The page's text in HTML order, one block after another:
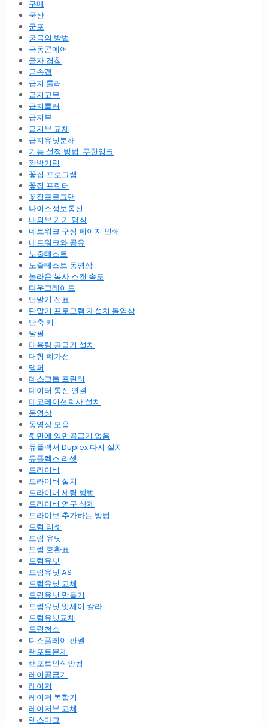
구매
국산
군포
궁극의 방법
극동콘에어
글자 겹침
금속캡
급지 롤러
급지고무
급지롤러
급지부
급지부 교체
급지유닛분해
기능 설정 방법..무한잉크
깜박거림
꽃집 프로그램
꽃집 프린터
꽃집프로그램
나이스정보통신
내외부 기기 명칭
네트워크 구성 페이지 인쇄
네트워크와 공유
노줄테스트
노즐테스트 동영상
놀라운 복사 스캔 속도
다운그레이드
단말기 전표
단말기 프로그램 재설치 동영상
단축 키
달필
대용량 공급기 설치
대형 폐가전
댐퍼
데스크톱 프린터
데이터 통신 연결
데코레이션회사 설치
동영상
동영상 모음
뒷면에 양면공급기 없음
듀플렉서 Duplex 다시 설치
듀플렉스 리셋
드라이버
드라이버 설치
드라이버 세팅 방법
드라이버 영구 삭제
드라이브 추가하는 방법
드럼 리셋
드럼 유닛
드럼 호환표
드럼유닛
드럼유닛 AS
드럼유닛 교체
드럼유닛 만들기
드럼유닛 앗세이 칼라
드럼유닛교체
드럼청소
디스플레이 판넬
랜포트문제
랜포트인식안됨
레이공급기
레이저
레이저 복합기
레이저부 교체
렉스마크